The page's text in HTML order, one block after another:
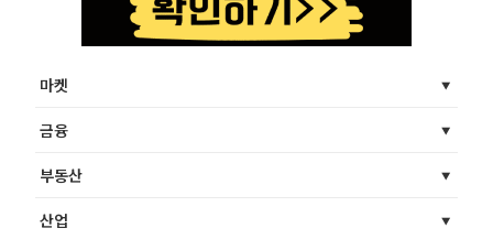
마켓
금융
부동산
산업